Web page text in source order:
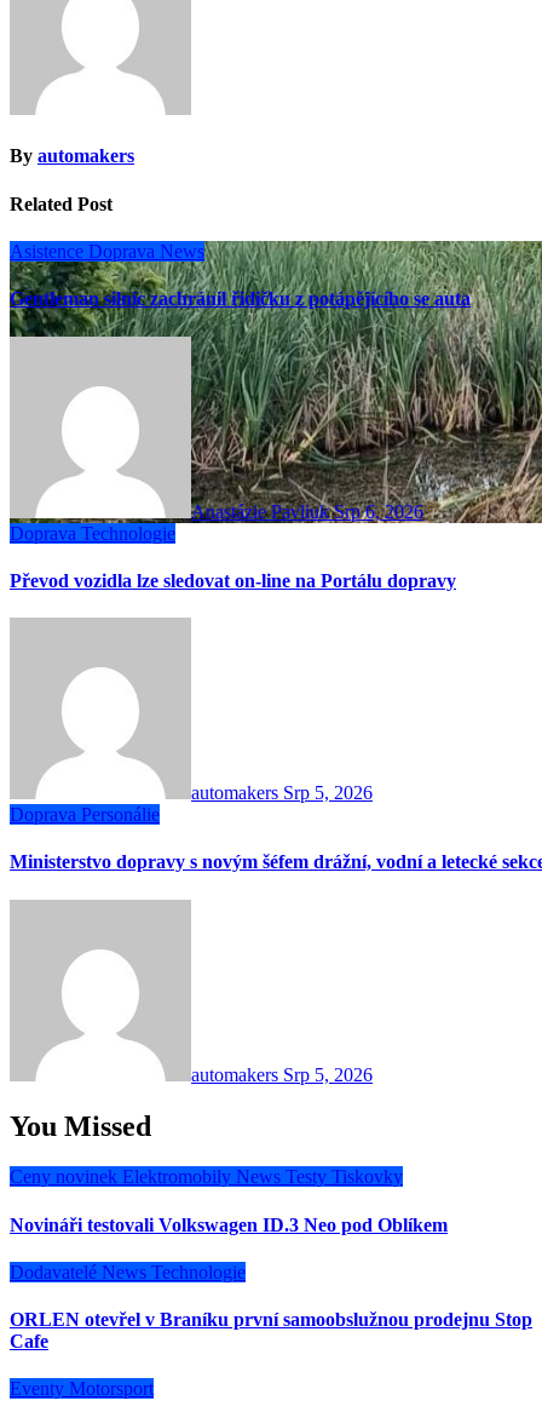
By automakers
Related Post
Asistence Doprava News
Gentleman silnic zachránil řidičku z potápějícího se auta
Anastázie PavliukSrp 6, 2026
Doprava Technologie
Převod vozidla lze sledovat on-line na Portálu dopravy
automakers Srp 5, 2026
Doprava Personálie
Ministerstvo dopravy s novým šéfem drážní, vodní a letecké
automakers Srp 5, 2026
You Missed
Ceny novinek Elektromobily News Testy Tiskovky
Novináři testovali Volkswagen ID.3 Neo pod Oblíkem
Dodavatelé News Technologie
ORLEN otevřel v Braníku první samoobslužnou prodejnu Stop
Cafe
Eventy Motorsport